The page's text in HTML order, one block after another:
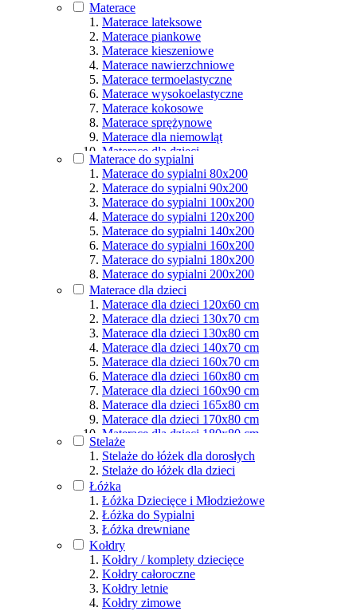
Materace
Materace lateksowe
Materace piankowe
Materace kieszeniowe
Materace nawierzchniowe
Materace termoelastyczne
Materace wysokoelastyczne
Materace kokosowe
Materace sprężynowe
Materace dla niemowląt
Materace dla dzieci
Materace hybrydowe
Materace naturalne
Materace ortopedyczne
Materace multipocket
Materace premium
Materace dla seniorów
Materace dla par
Materace dla alergików
Materace dla osób aktywnych
Podział wg rozmiarów
Materace do sypialni
Materace do sypialni 80x200
Materace do sypialni 90x200
Materace do sypialni 100x200
Materace do sypialni 120x200
Materace do sypialni 140x200
Materace do sypialni 160x200
Materace do sypialni 180x200
Materace do sypialni 200x200
Materace dla dzieci
Materace dla dzieci 120x60 cm
Materace dla dzieci 130x70 cm
Materace dla dzieci 130x80 cm
Materace dla dzieci 140x70 cm
Materace dla dzieci 160x70 cm
Materace dla dzieci 160x80 cm
Materace dla dzieci 160x90 cm
Materace dla dzieci 165x80 cm
Materace dla dzieci 170x80 cm
Materace dla dzieci 180x80 cm
Materace dla dzieci 180x90 cm
Materace dla dzieci 190x80 cm
Materace dla dzieci 190x90 cm
Materace dla dzieci 200x80 cm
Materace dla dzieci 200x90 cm
Materace dla dzieci 200x100 cm
Materace dla dzieci 200x120 cm
Materace dla dzieci 200x140 cm
Materace dla dzieci 200x160 cm
Materace dla dzieci 200x180 cm
Materace dla dzieci 200x200 cm
Stelaże
Stelaże do łóżek dla dorosłych
Stelaże do łóżek dla dzieci
Łóżka
Łóżka Dziecięce i Młodzieżowe
Łóżka do Sypialni
Łóżka drewniane
Kołdry
Kołdry / komplety dziecięce
Kołdry całoroczne
Kołdry letnie
Kołdry zimowe